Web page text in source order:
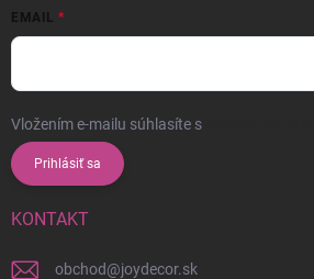
EMAIL
Vložením e-mailu súhlasíte s
Prihlásiť sa
KONTAKT
obchod@joydecor.sk